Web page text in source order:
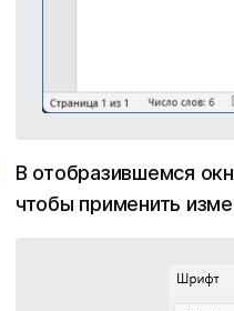
В отобразившемся
чтобы применить